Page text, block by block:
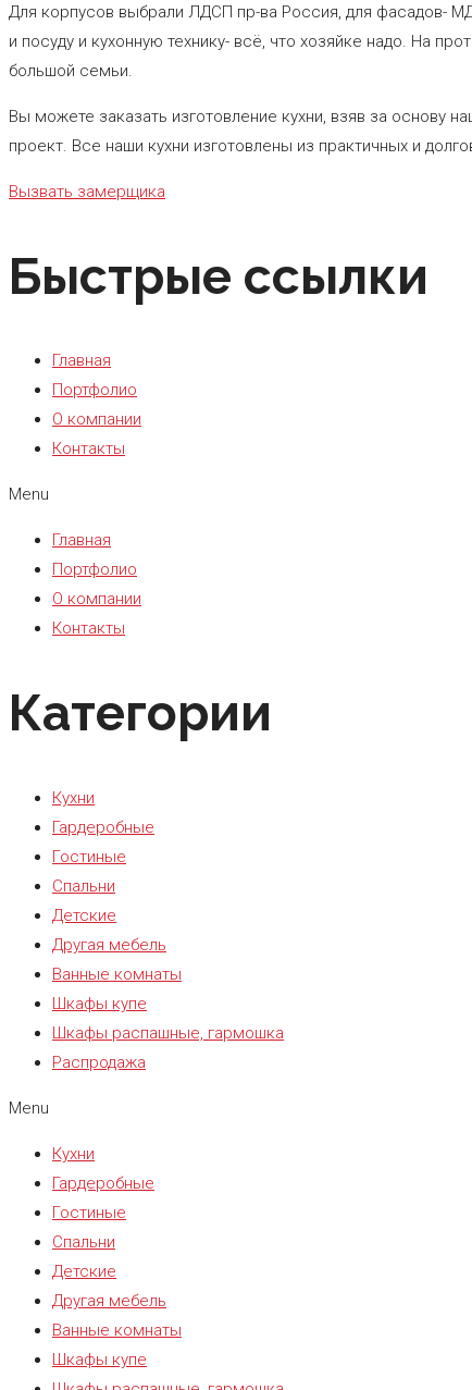
Для корпусов выбрали ЛДСП пр-ва Россия, для фасадов-
и посуду и кухонную технику- всё, что хозяйке надо. На
большой семьи.
Вы можете заказать изготовление кухни, взяв за
проект. Все наши кухни изготовлены из практичных и
Вызвать замерщика
Быстрые ссылки
Главная
Портфолио
О компании
Контакты
Menu
Главная
Портфолио
О компании
Контакты
Категории
Кухни
Гардеробные
Гостиные
Спальни
Детские
Другая мебель
Ванные комнаты
Шкафы купе
Шкафы распашные, гармошка
Распродажа
Menu
Кухни
Гардеробные
Гостиные
Спальни
Детские
Другая мебель
Ванные комнаты
Шкафы купе